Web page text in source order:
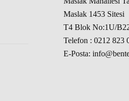
Maslak 1453 Sitesi
T4 Blok No:1U/
Telefon : 0212 823
E-Posta: